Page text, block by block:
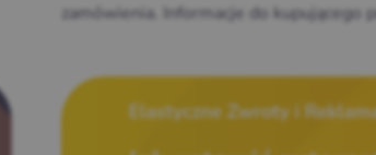
zamówienia. Informacje do kupującego